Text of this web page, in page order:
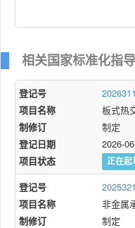
相关国家标准化指
登记号
项目名称
板式热
制修订
制定
登记日期
2026-
项目状态
正在起
登记号
项目名称
非金属
制修订
制定